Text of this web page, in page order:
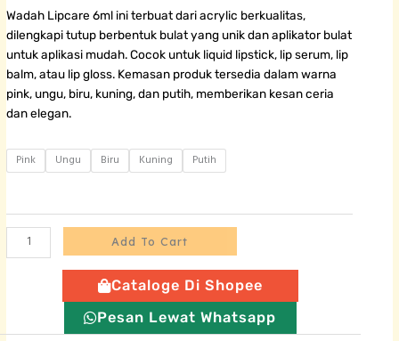
Wadah Lipcare 6ml ini terbuat dari acrylic berkualitas,
dilengkapi tutup berbentuk bulat yang unik dan aplikator bulat
untuk aplikasi mudah. Cocok untuk liquid lipstick, lip serum, lip
balm, atau lip gloss. Kemasan produk tersedia dalam warna
pink, ungu, biru, kuning, dan putih, memberikan kesan ceria
dan elegan.
Pink Ungu Biru Kuning Putih
Wadah
Lipcare
Bulat
-
Add To Cart
Cataloge Di Shopee
Pesan Lewat Whatsapp